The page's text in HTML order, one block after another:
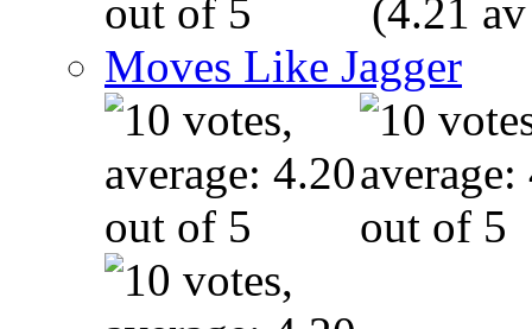
(4.21
Moves Like Jagger